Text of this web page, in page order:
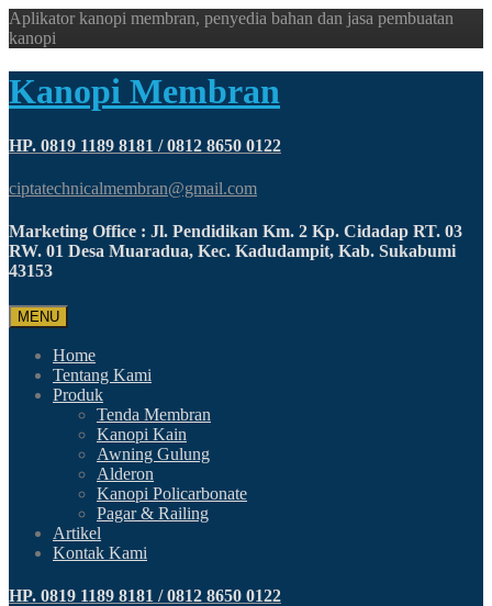
Aplikator kanopi membran, penyedia bahan dan jasa pembuatan
kanopi
Kanopi Membran
HP. 0819 1189 8181 / 0812 8650 0122
ciptatechnicalmembran@gmail.com
Marketing Office : Jl. Pendidikan Km. 2 Kp. Cidadap RT. 03
RW. 01 Desa Muaradua, Kec. Kadudampit, Kab. Sukabumi
43153
MENU
Home
Tentang Kami
Produk
Tenda Membran
Kanopi Kain
Awning Gulung
Alderon
Kanopi Policarbonate
Pagar & Railing
Artikel
Kontak Kami
HP. 0819 1189 8181 / 0812 8650 0122